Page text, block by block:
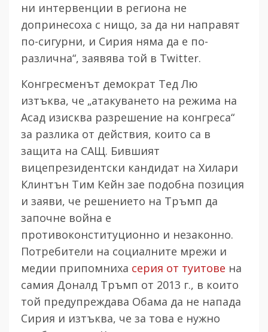
ни интервенции в региона не
допринесоха с нищо, за да ни направят
по-сигурни, и Сирия няма да е по-
различна“, заявява той в Twitter.
Конгресменът демократ Тед Лю
изтъква, че „атакуването на режима на
Асад изисква разрешение на конгреса“
за разлика от действия, които са в
защита на САЩ. Бившият
вицепрезидентски кандидат на Хилари
Клинтън Тим Кейн зае подобна позиция
и заяви, че решението на Тръмп да
започне война е
противоконституционно и незаконно.
Потребители на социалните мрежи и
медии припомниха серия от туитове на
самия Доналд Тръмп от 2013 г., в които
той предупреждава Обама да не напада
Сирия и изтъква, че за това е нужно